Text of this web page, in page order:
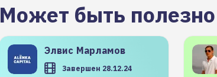
Может быть полезно
Элвис Марламов
Завершен 28.12.24